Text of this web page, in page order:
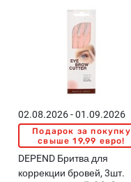
02.08.2026 - 01.09.2026
Подарок за покупку
свыше 19,99 евро!
DEPEND Бритва для
коррекции бровей, 3шт.